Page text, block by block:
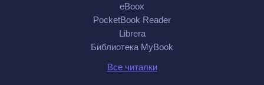
eBoox
PocketBook Reader
Librera
Библиотека MyBook
Все читалки